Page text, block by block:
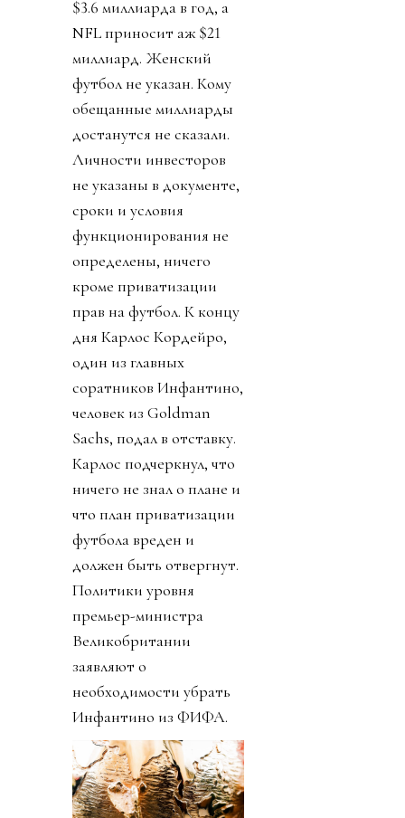
$3.6 миллиарда в год, а
NFL приносит аж $21
миллиард. Женский
футбол не указан. Кому
обещанные миллиарды
достанутся не сказали.
Личности инвесторов
не указаны в документе,
сроки и условия
функционирования не
определены, ничего
кроме приватизации
прав на футбол. К концу
дня Карлос Кордейро,
один из главных
соратников Инфантино,
человек из Goldman
Sachs, подал в отставку.
Карлос подчеркнул, что
ничего не знал о плане и
что план приватизации
футбола вреден и
должен быть отвергнут.
Политики уровня
премьер-министра
Великобритании
заявляют о
необходимости убрать
Инфантино из ФИФА.